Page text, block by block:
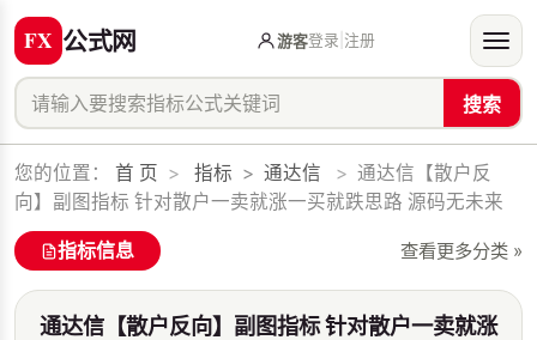
公式网
搜索
游客登录 注册
您的位置： 首 页 > 指标 > 通达信 > 通达信【散户反
向】副图指标 针对散户一卖就涨一买就跌思路 源码无未来
指标信息 查看更多分类 »
通达信【散户反向】副图指标 针对散户一卖就涨